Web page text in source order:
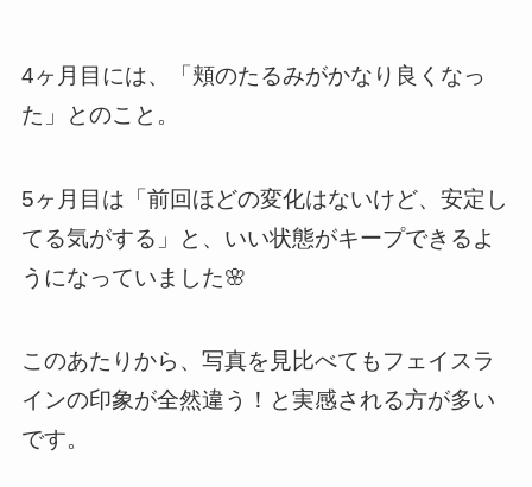
4ヶ月目には、「頬のたるみがかなり良くなっ
た」とのこと。
5ヶ月目は「前回ほどの変化はないけど、安定し
てる気がする」と、いい状態がキープできるよ
うになっていました🌸
このあたりから、写真を見比べてもフェイスラ
インの印象が全然違う！と実感される方が多い
です。